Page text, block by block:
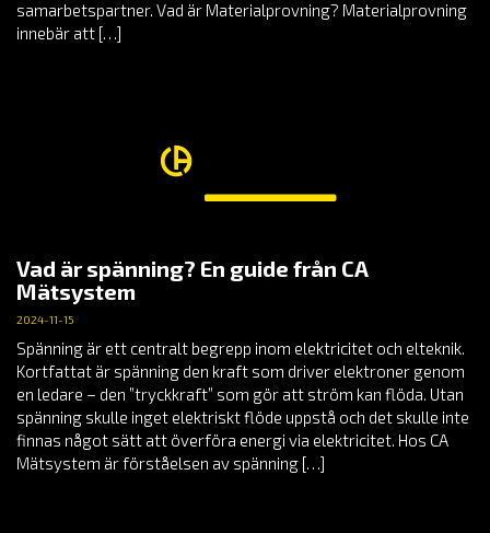
samarbetspartner. Vad är Materialprovning? Materialprovning
innebär att […]
Vad är spänning? En guide från CA
Mätsystem
2024-11-15
Spänning är ett centralt begrepp inom elektricitet och elteknik.
Kortfattat är spänning den kraft som driver elektroner genom
en ledare – den ”tryckkraft” som gör att ström kan flöda. Utan
spänning skulle inget elektriskt flöde uppstå och det skulle inte
finnas något sätt att överföra energi via elektricitet. Hos CA
Mätsystem är förståelsen av spänning […]